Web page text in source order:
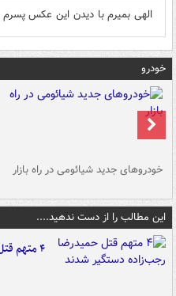
الهی بمیرم با دیدن این عکس
خودرو
خودروهای جدید شیائومی در راه بازار
این مطالب را از دست ندهید....
۴ متهم قتل حمیدرضا رجب‌زاده دستگیر شدند